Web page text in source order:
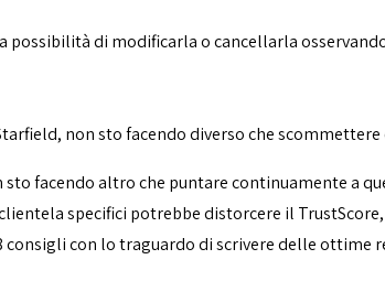
possibilità di modificarla o cancellarla
non sto facendo diverso che
facendo altro che puntare continuamente a
specifici potrebbe distorcere il
con lo traguardo di scrivere delle